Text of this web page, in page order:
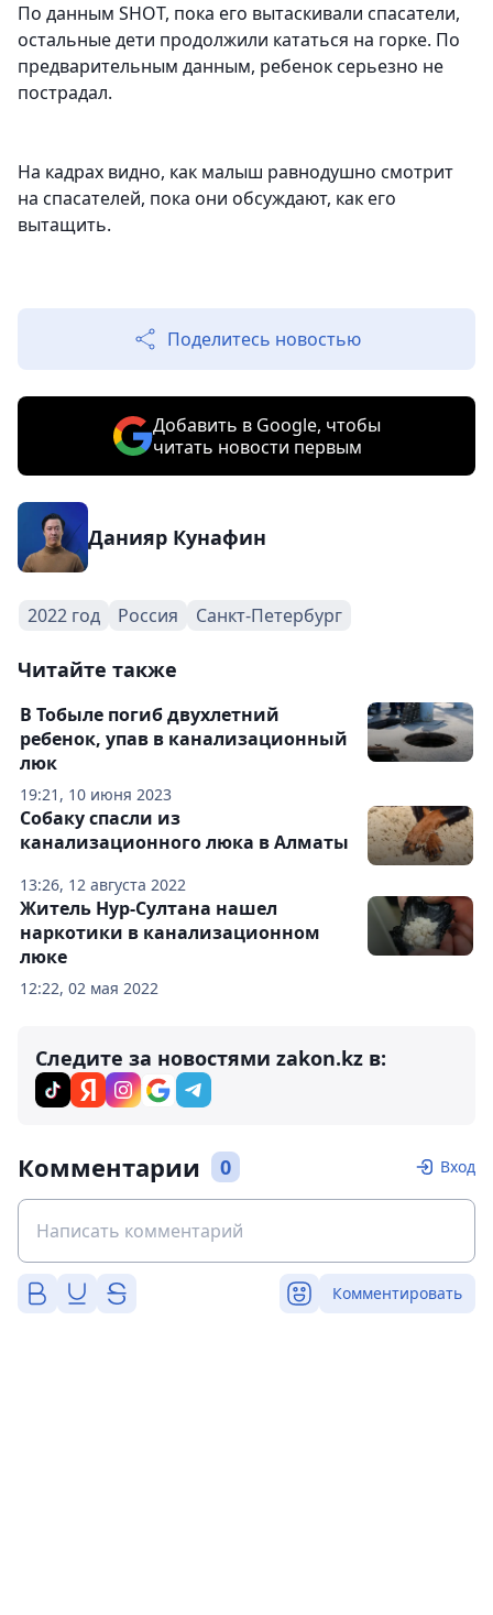
По данным SHOT, пока его вытаскивали спасатели,
остальные дети продолжили кататься на горке. По
предварительным данным, ребенок серьезно не
пострадал.
На кадрах видно, как малыш равнодушно смотрит
на спасателей, пока они обсуждают, как его
вытащить.
Поделитесь новостью
Добавить в Google, чтобы
читать новости первым
Данияр Кунафин
2022 год Россия Санкт-Петербург
Читайте также
19:21, 10 июня 2023
В Тобыле погиб двухлетний
ребенок, упав в канализационный
люк
13:26, 12 августа 2022
Собаку спасли из
канализационного люка в Алматы
12:22, 02 мая 2022
Житель Нур-Султана нашел
наркотики в канализационном
люке
Следите за новостями zakon.kz в:
Комментарии 0 Вход
Комментировать